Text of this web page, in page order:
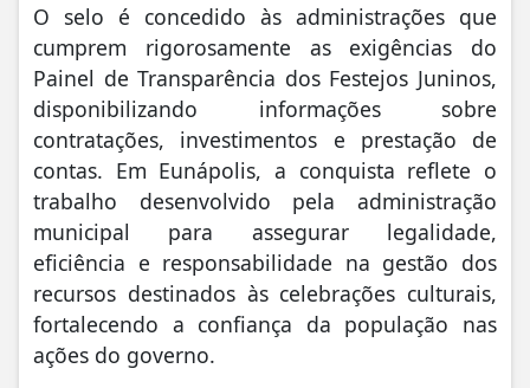
O selo é concedido às administrações que
cumprem rigorosamente as exigências do
Painel de Transparência dos Festejos Juninos,
disponibilizando informações sobre
contratações, investimentos e prestação de
contas. Em Eunápolis, a conquista reflete o
trabalho desenvolvido pela administração
municipal para assegurar legalidade,
eficiência e responsabilidade na gestão dos
recursos destinados às celebrações culturais,
fortalecendo a confiança da população nas
ações do governo.